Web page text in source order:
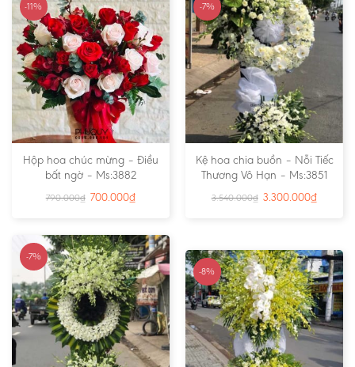
-11%
Hộp hoa chúc mừng – Điều
bất ngờ – Ms:3882
790.000₫ 700.000₫
-7%
Kệ hoa chia buồn – Nỗi Tiếc
Thương Vô Hạn – Ms:3851
3.540.000₫ 3.300.000₫
-7%
-8%